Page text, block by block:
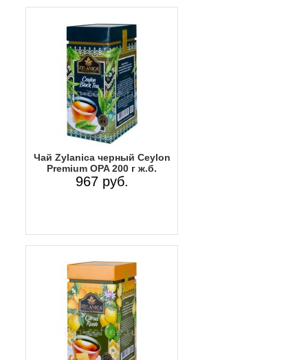
Чай Zylanica черный Ceylon
Premium OPA 200 г ж.б.
967 руб.